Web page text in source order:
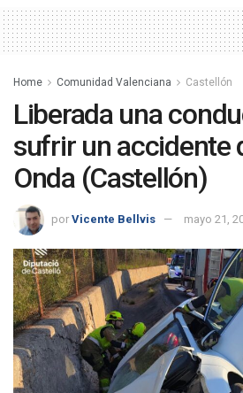
Home Comunidad Valenciana Castellón
Liberada una
sufrir un accidente
Onda (Castellón)
por Vicente Bellvis mayo 21,